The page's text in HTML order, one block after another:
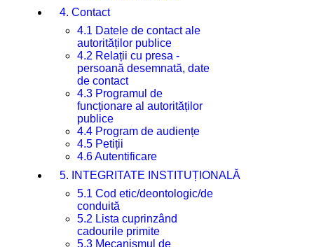
4. Contact
4.1 Datele de contact ale
autorităților publice
4.2 Relații cu presa -
persoană desemnată, date
de contact
4.3 Programul de
funcționare al autorităților
publice
4.4 Program de audiențe
4.5 Petiții
4.6 Autentificare
5. INTEGRITATE INSTITUȚIONALĂ
5.1 Cod etic/deontologic/de
conduită
5.2 Lista cuprinzând
cadourile primite
5.3 Mecanismul de